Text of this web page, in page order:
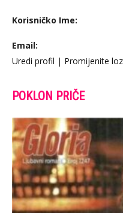
Korisničko Ime:
Email:
Uredi profil | Promijenite
POKLON PRIČE